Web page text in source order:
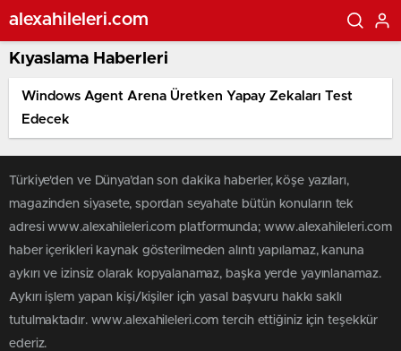
alexahileleri.com
Kıyaslama Haberleri
Windows Agent Arena Üretken Yapay Zekaları Test
Edecek
Türkiye'den ve Dünya’dan son dakika haberler, köşe yazıları,
magazinden siyasete, spordan seyahate bütün konuların tek
adresi www.alexahileleri.com platformunda; www.alexahileleri.com
haber içerikleri kaynak gösterilmeden alıntı yapılamaz, kanuna
aykırı ve izinsiz olarak kopyalanamaz, başka yerde yayınlanamaz.
Aykırı işlem yapan kişi/kişiler için yasal başvuru hakkı saklı
tutulmaktadır. www.alexahileleri.com tercih ettiğiniz için teşekkür
ederiz.